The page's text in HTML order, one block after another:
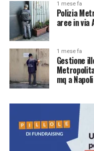
1 mese fa
Polizia
aree in via
1 mese fa
Gestione
mq a Napoli